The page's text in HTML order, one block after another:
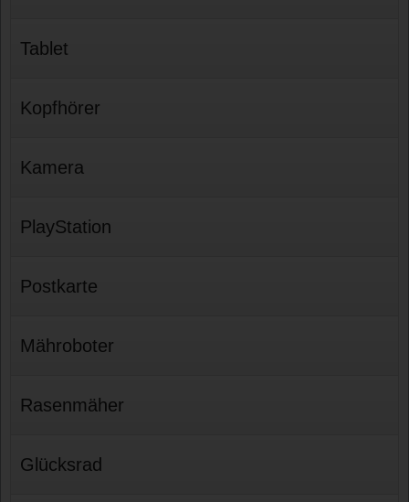
Tablet
Kopfhörer
Kamera
PlayStation
Postkarte
Mähroboter
Rasenmäher
Glücksrad